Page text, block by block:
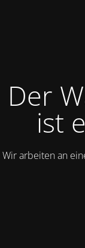
Der
ist
Wir arbeiten an